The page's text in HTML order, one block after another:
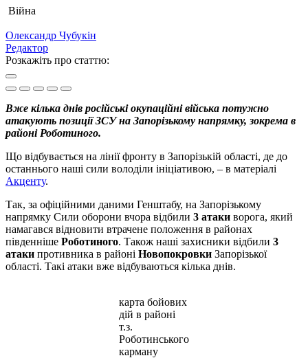
Війна
Олександр Чубукін
Редактор
Розкажіть про статтю:
Вже кілька днів російські окупаційні війська потужно
атакують позиції ЗСУ на Запорізькому напрямку, зокрема в
районі Роботиного.
Що відбувається на лінії фронту в Запорізькій області, де до
останнього наші сили володіли ініціативою, – в матеріалі
Акценту.
Так, за офіційними даними Генштабу, на Запорізькому
напрямку Сили оборони вчора відбили 3 атаки ворога, який
намагався відновити втрачене положення в районах
південніше Роботиного. Також наші захисники відбили 3
атаки противника в районі Новопокровки Запорізької
області. Такі атаки вже відбуваються кілька днів.
карта бойових
дій в районі
т.з.
Роботинського
карману